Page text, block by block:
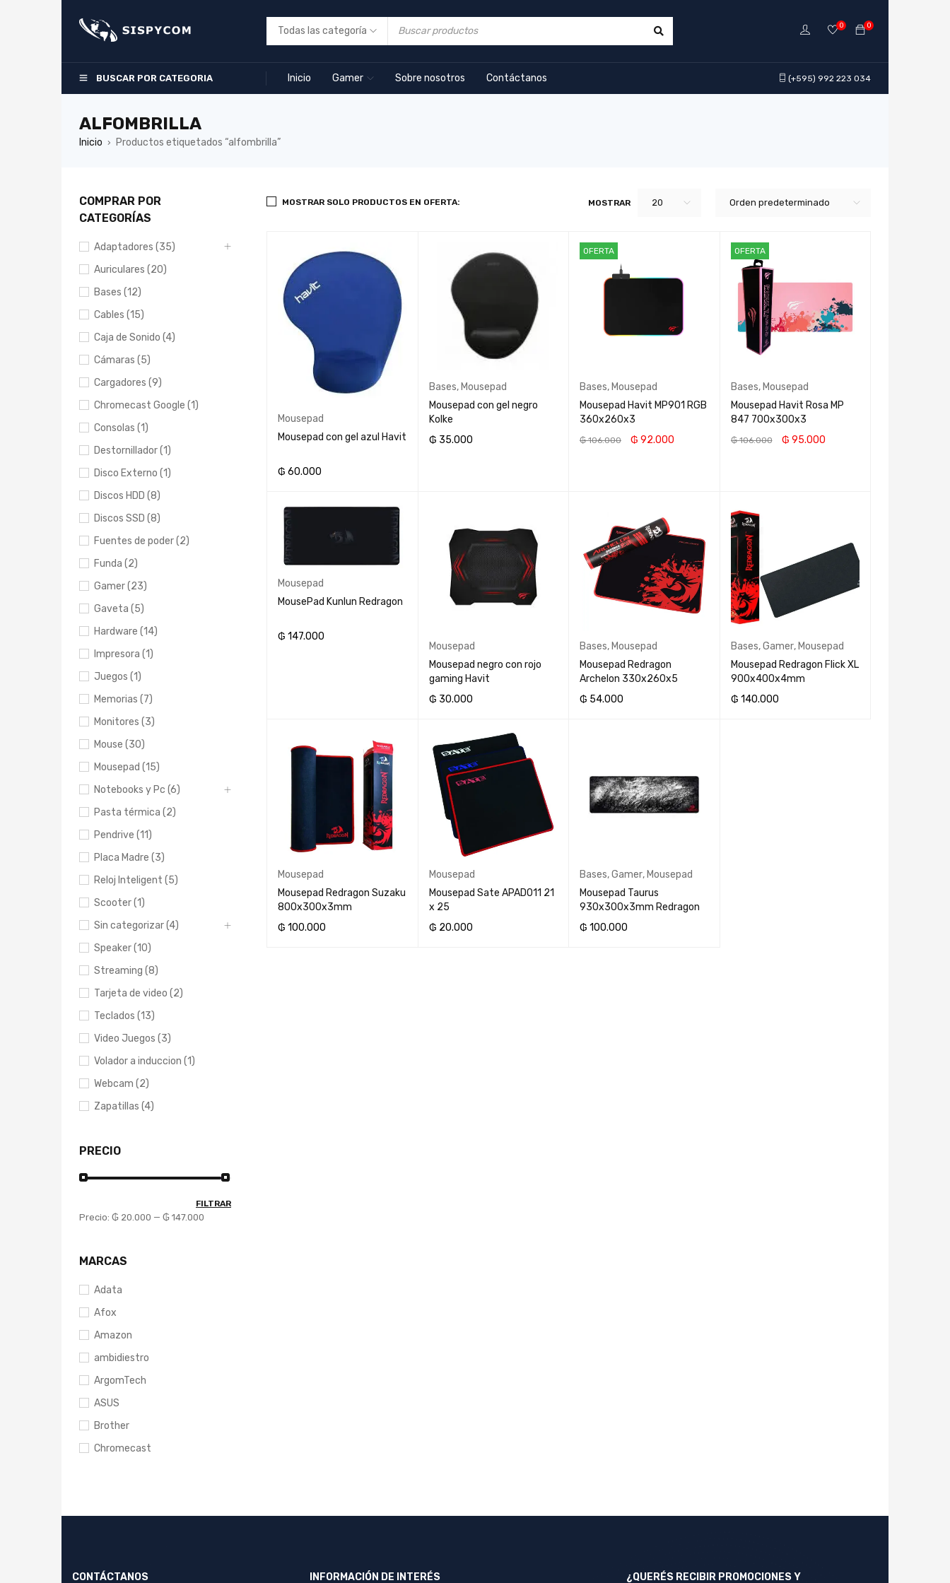
0
0
BUSCAR POR CATEGORIA Inicio Gamer Sobre nosotros Contáctanos (+595) 992 223 034
ALFOMBRILLA
Inicio › Productos etiquetados “alfombrilla”
COMPRAR POR
CATEGORÍAS
Adaptadores (35)
Auriculares (20)
Bases (12)
Cables (15)
Caja de Sonido (4)
Cámaras (5)
Cargadores (9)
Chromecast Google (1)
Consolas (1)
Destornillador (1)
Disco Externo (1)
Discos HDD (8)
Discos SSD (8)
Fuentes de poder (2)
Funda (2)
Gamer (23)
Gaveta (5)
Hardware (14)
Impresora (1)
Juegos (1)
Memorias (7)
Monitores (3)
Mouse (30)
Mousepad (15)
Notebooks y Pc (6)
Pasta térmica (2)
Pendrive (11)
Placa Madre (3)
Reloj Inteligent (5)
Scooter (1)
Sin categorizar (4)
Speaker (10)
Streaming (8)
Tarjeta de video (2)
Teclados (13)
Video Juegos (3)
Volador a induccion (1)
Webcam (2)
Zapatillas (4)
PRECIO
FILTRAR
Precio: ₲ 20.000 — ₲ 147.000
MARCAS
Adata
Afox
Amazon
ambidiestro
ArgomTech
ASUS
Brother
Chromecast
Drone
Orden predeterminado
MOSTRAR 20
MOSTRAR SOLO PRODUCTOS EN OFERTA:
Mousepad
Mousepad con gel azul Havit
₲ 60.000
Bases, Mousepad
Mousepad con gel negro
Kolke
₲ 35.000
OFERTA
Bases, Mousepad
Mousepad Havit MP901 RGB
360x260x3
₲106.000 ₲ 92.000
OFERTA
Bases, Mousepad
Mousepad Havit Rosa MP
847 700x300x3
₲106.000 ₲ 95.000
Mousepad
MousePad Kunlun Redragon
₲ 147.000
Mousepad
Mousepad negro con rojo
gaming Havit
₲ 30.000
Bases, Mousepad
Mousepad Redragon
Archelon 330x260x5
₲ 54.000
Bases,Gamer, Mousepad
Mousepad Redragon Flick XL
900x400x4mm
₲ 140.000
Mousepad
Mousepad Redragon Suzaku
800x300x3mm
₲ 100.000
Mousepad
Mousepad Sate APAD011 21
x 25
₲ 20.000
Bases,Gamer, Mousepad
Mousepad Taurus
930x300x3mm Redragon
₲ 100.000
CONTÁCTANOS INFORMACIÓN DE INTERÉS ¿QUERÉS RECIBIR PROMOCIONES Y